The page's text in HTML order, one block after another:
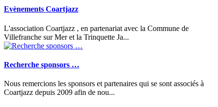
Evènements Coartjazz
L'association Coartjazz , en partenariat avec la Commune de
Villefranche sur Mer et la Trinquette Ja...
Recherche sponsors …
Nous remercions les sponsors et partenaires qui se sont associés à
Coartjazz depuis 2009 afin de nou...